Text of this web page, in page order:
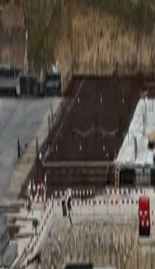
RADIO SOMEȘ
Categorii
EmisiuniPodcastIstoric melodii